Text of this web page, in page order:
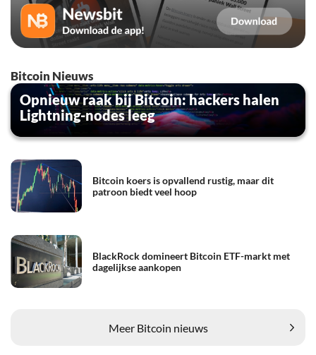
Bitcoin Nieuws
Opnieuw raak bij Bitcoin: hackers halen
Lightning-nodes leeg
Bitcoin koers is opvallend rustig, maar dit
patroon biedt veel hoop
BlackRock domineert Bitcoin ETF-markt met
dagelijkse aankopen
Meer Bitcoin nieuws